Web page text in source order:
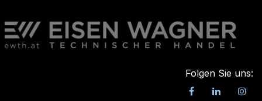
Folgen Sie uns: